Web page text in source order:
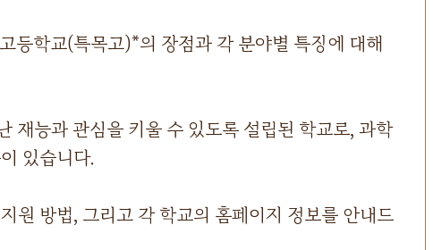
등학교(특목고)*의 장점과 각 분야별 특징에 대해
재능과 관심을 키울 수 있도록 설립된 학교로, 과학
있습니다.
원 방법, 그리고 각 학교의 홈페이지 정보를 안내드